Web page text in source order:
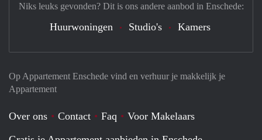
Op Appartement Enschede vind en verhuur je makkelijk je
Appartement
Over ons Contact Faq
Voor Makelaars
Niks leuks gevonden? Dit is ons andere aanbod in Enschede:
Huurwoningen Studio's Kamers